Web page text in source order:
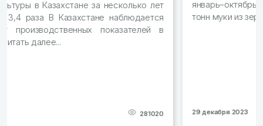
январь–октябрь 2023 года в РК произвели 2,7 млн
тонн муки из зерновых Читать далее...
277811